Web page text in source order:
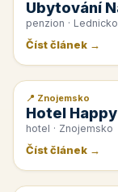
Ubytování
penzion ·
Číst článek →
📰 PR článek
📍 Znojemsko
Hotel
hotel · Znojemsko
Číst článek →